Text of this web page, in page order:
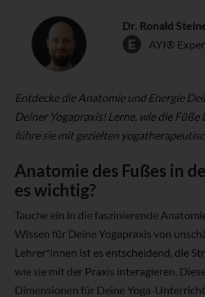
Dr. Ronald
AYI®
Entdecke die Anatomie und Energie
Deiner Yogapraxis! Lerne, wie die
führe sie mit gezielten
Anatomie des Fußes in
es wichtig?
Tauche ein in die faszinierende
Wissen für Deine Yogapraxis von
Lehrer*innen ist es entscheidend, die
wie sie mit der Praxis interagieren.
Dimensionen für Deine Yoga-